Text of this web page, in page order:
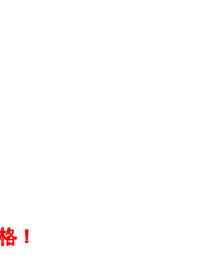
！